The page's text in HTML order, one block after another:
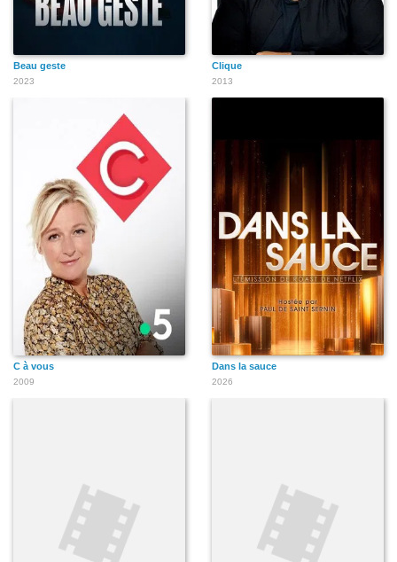
Beau geste
2023
Clique
2013
C à vous
2009
Dans la sauce
2026